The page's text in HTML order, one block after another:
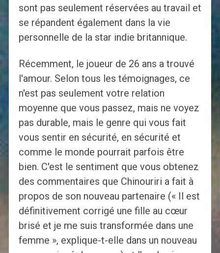
sont pas seulement réservées au travail et
se répandent également dans la vie
personnelle de la star indie britannique.
Récemment, le joueur de 26 ans a trouvé
l'amour. Selon tous les témoignages, ce
n'est pas seulement votre relation
moyenne que vous passez, mais ne voyez
pas durable, mais le genre qui vous fait
vous sentir en sécurité, en sécurité et
comme le monde pourrait parfois être
bien. C'est le sentiment que vous obtenez
des commentaires que Chinouriri a fait à
propos de son nouveau partenaire (« Il est
définitivement corrigé une fille au cœur
brisé et je me suis transformée dans une
femme », explique-t-elle dans un nouveau